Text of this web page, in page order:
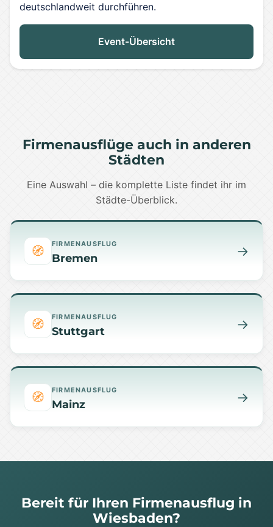
deutschlandweit durchführen.
Event-Übersicht
Firmenausflüge auch in anderen
Städten
Eine Auswahl – die komplette Liste findet ihr im
Städte-Überblick.
🧭 FIRMENAUSFLUG
Bremen →
🧭 FIRMENAUSFLUG
Stuttgart →
🧭 FIRMENAUSFLUG
Mainz →
Bereit für Ihren Firmenausflug in
Wiesbaden?